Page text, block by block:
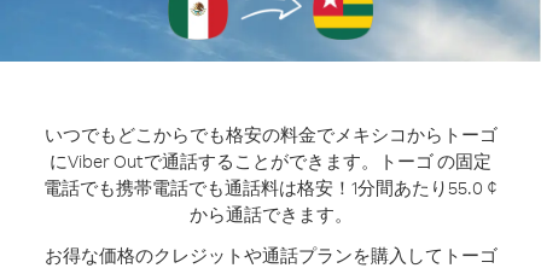
いつでもどこからでも格安の料金でメキシコからトーゴ
にViber Outで通話することができます。
トーゴ の固定
電話でも携帯電話でも通話料は格安！1分間あたり55.0 ¢
から通話できます。
お得な価格のクレジットや通話プランを購入してトーゴ